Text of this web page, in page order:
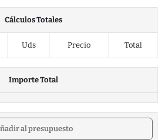
Cálculos Totales
Uds Precio Total
Importe Total
al presupuesto